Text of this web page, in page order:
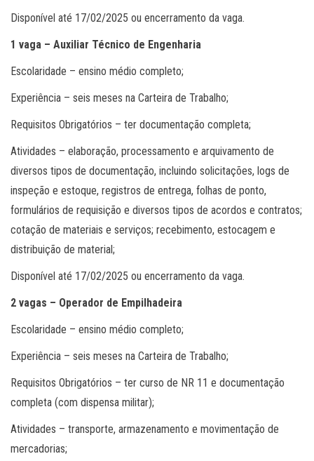
Disponível até 17/02/2025 ou encerramento da vaga.
1 vaga – Auxiliar Técnico de Engenharia
Escolaridade – ensino médio completo;
Experiência – seis meses na Carteira de Trabalho;
Requisitos Obrigatórios – ter documentação completa;
Atividades – elaboração, processamento e arquivamento de
diversos tipos de documentação, incluindo solicitações, logs de
inspeção e estoque, registros de entrega, folhas de ponto,
formulários de requisição e diversos tipos de acordos e contratos;
cotação de materiais e serviços; recebimento, estocagem e
distribuição de material;
Disponível até 17/02/2025 ou encerramento da vaga.
2 vagas – Operador de Empilhadeira
Escolaridade – ensino médio completo;
Experiência – seis meses na Carteira de Trabalho;
Requisitos Obrigatórios – ter curso de NR 11 e documentação
completa (com dispensa militar);
Atividades – transporte, armazenamento e movimentação de
mercadorias;